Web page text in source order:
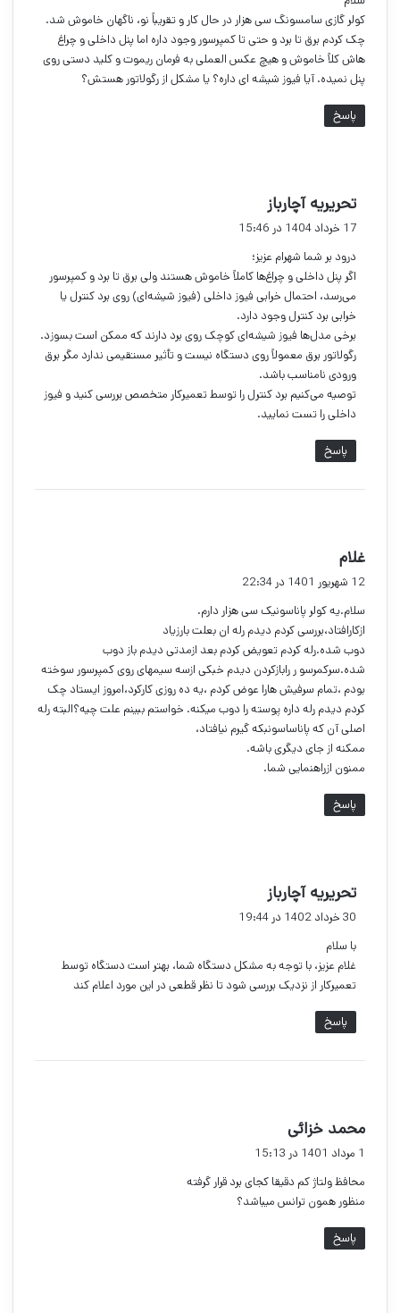
کولر گازی سامسونگ سی هزار در حال کار و تقریباً نو، ناگهان خاموش شد.
چک کردم برق تا برد و حتی تا کمپرسور وجود داره اما پنل داخلی و چراغ
هاش کلاً خاموش و هیچ عکس العملی به فرمان ریموت و کلید دستی روی
پنل نمیده. آیا فیوز شیشه ای داره؟ یا مشکل از رگولاتور هستش؟
پاسخ
تحریریه آچارباز
ف
:
17 خرداد 1404 در 15:46
درود بر شما شهرام عزیز؛
اگر پنل داخلی و چراغ‌ها کاملاً خاموش هستند ولی برق تا برد و کمپرسور
می‌رسد، احتمال خرابی فیوز داخلی (فیوز شیشه‌ای) روی برد کنترل یا
خرابی برد کنترل وجود دارد.
برخی مدل‌ها فیوز شیشه‌ای کوچک روی برد دارند که ممکن است بسوزد.
رگولاتور برق معمولاً روی دستگاه نیست و تأثیر مستقیمی ندارد مگر برق
ورودی نامناسب باشد.
توصیه می‌کنیم برد کنترل را توسط تعمیرکار متخصص بررسی کنید و فیوز
داخلی را تست نمایید.
پاسخ
غلام
ت
:
12 شهریور 1401 در 22:34
سلام.یه کولر پاناسونیک سی هزار دارم.
ازکارافتاد،بررسی کردم دیدم رله ان بعلت بارزیاد
دوب شده.رله کردم تعویض کردم بعد ازمدتی دیدم باز دوب
شده.سرکمرسو ر رابازکردن دیدم خبکی ازسه سیمهای روی کمپرسور سوخته
بودم ،تمام سرفیش هارا عوض کردم ،یه ده روزی کارکرد،امروز ایستاد چک
کردم دیدم رله داره پوسته را دوب میکنه. خواستم ببینم علت چیه؟البته رله
اصلی آن که پاناساسونبکه گیرم نیافتاد،
ممکنه از جای دیگری باشه.
ممنون ازراهنمایی شما.
پاسخ
تحریریه آچارباز
ف
30 خرداد 1402 در 19:44
با سلام
غلام عزیز، با توجه به مشکل دستگاه شما، بهتر است دستگاه توسط
تعمیرکار از نزدیک بررسی شود تا نظر قطعی در این مورد اعلام کند
پاسخ
محمد خزائی
ف
:
1 مرداد 1401 در 15:13
محافظ ولتاژ کم دقیقا کجای برد قرار گرفته
منظور همون ترانس میباشد؟
پاسخ